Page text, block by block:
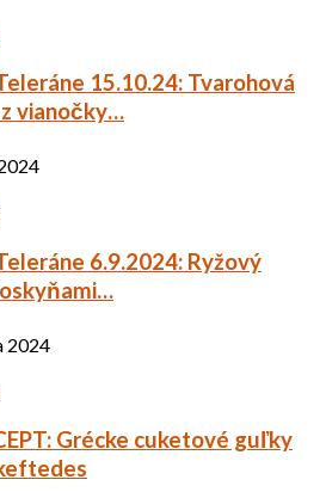
15.10.24: Tvarohová
vianočky…
6.9.2024: Ryžový
2024
Grécke cuketové guľky